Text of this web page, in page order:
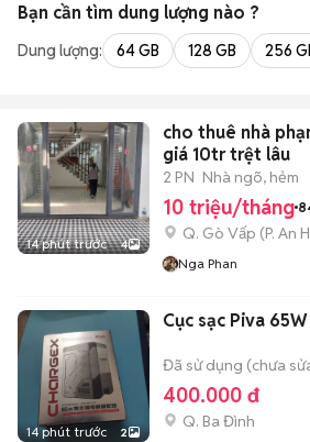
Bạn cần tìm dung lượng nào ?
Dung lượng: 64 GB 128 GB 256
14 phút trước 4
cho thuê nhà
giá 10tr trệt lâu
2 PN Nhà ngõ, hẻm
10 triệu/tháng
Q. Gò Vấp (P. An
Nga Phan
14 phút trước 2
Cục sạc Piva
Đã sử dụng (chưa
400.000 đ
Q. Ba Đình